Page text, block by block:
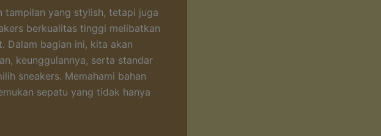
tampilan yang stylish, tetapi juga
berkualitas tinggi melibatkan
Dalam bagian ini, kita akan
keunggulannya, serta standar
sneakers. Memahami bahan
sepatu yang tidak hanya